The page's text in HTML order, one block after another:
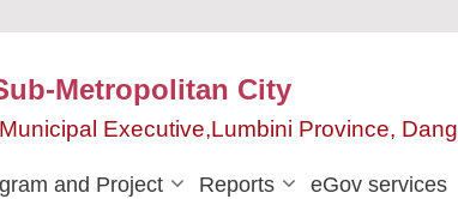
Metropolitan City
Executive,Lumbini Province, Dang
and Project Reports eGov services